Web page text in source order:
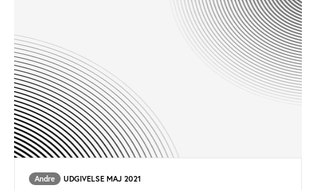
Andre UDGIVELSE MAJ 2021